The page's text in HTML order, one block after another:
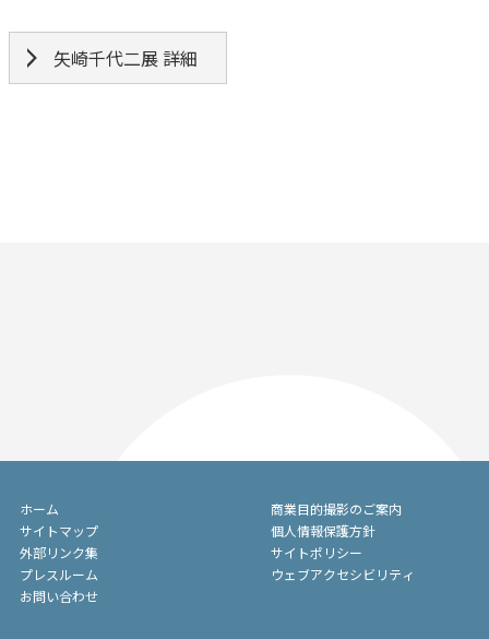
矢崎千代二展 詳細
ホーム
サイトマップ
外部リンク集
プレスルーム
お問い合わせ
商業目的撮影のご案内
個人情報保護方針
サイトポリシー
ウェブアクセシビリティ